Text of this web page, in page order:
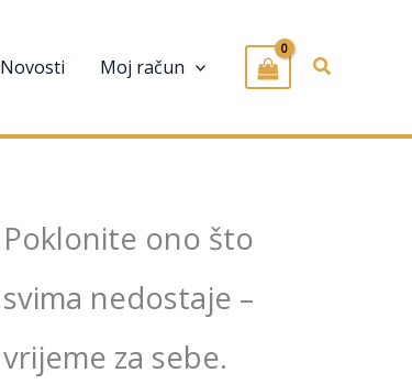
Novosti Moj račun
Poklonite ono što
svima nedostaje –
vrijeme za sebe.